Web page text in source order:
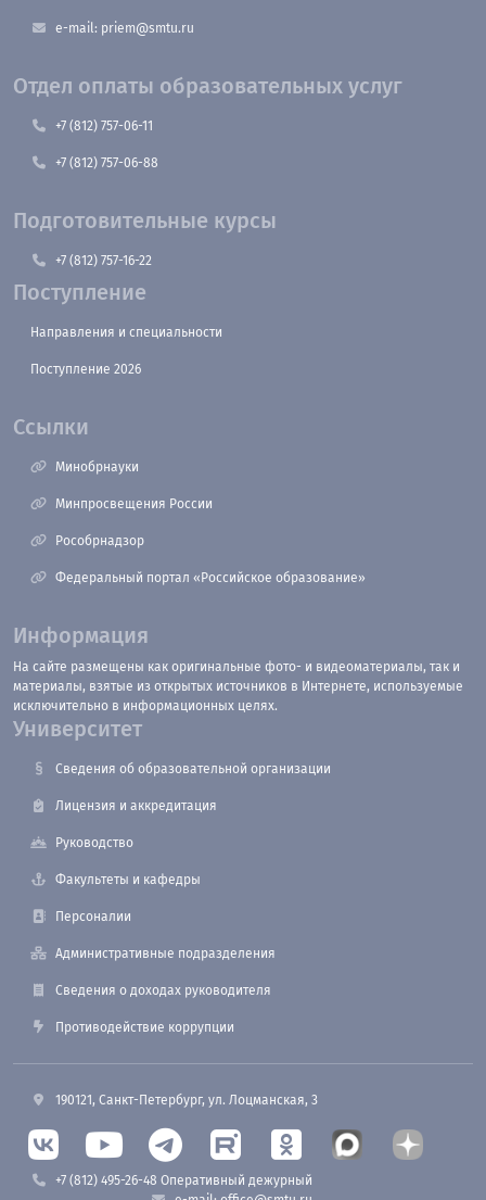
e-mail: priem@smtu.ru
Отдел оплаты образовательных услуг
+7 (812) 757-06-11
+7 (812) 757-06-88
Подготовительные курсы
+7 (812) 757-16-22
Поступление
Направления и специальности
Поступление 2026
Ссылки
Минобрнауки
Минпросвещения России
Рособрнадзор
Федеральный портал «Российское образование»
Информация
На сайте размещены как оригинальные фото- и видеоматериалы, так и
материалы, взятые из открытых источников в Интернете, используемые
исключительно в информационных целях.
Университет
Сведения об образовательной организации
Лицензия и аккредитация
Руководство
Факультеты и кафедры
Персоналии
Административные подразделения
Сведения о доходах руководителя
Противодействие коррупции
190121, Санкт-Петербург, ул. Лоцманская, 3
+7 (812) 495-26-48 Оперативный дежурный